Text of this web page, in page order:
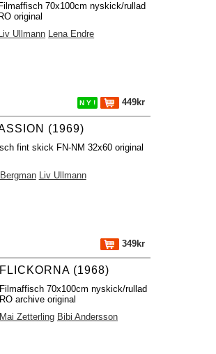
Filmaffisch 70x100cm nyskick/rullad
RO original
Liv Ullmann Lena Endre
N Y ! 449kr
(1969)
fint skick FN-NM 32x60 original
Liv Ullmann
349kr
FLICKORNA (1968)
Filmaffisch 70x100cm nyskick/rullad
RO archive original
Mai Zetterling Bibi Andersson